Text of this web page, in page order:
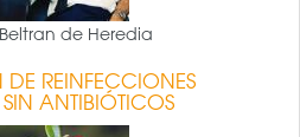
de Heredia
REINFECCIONES
ANTIBIÓTICOS